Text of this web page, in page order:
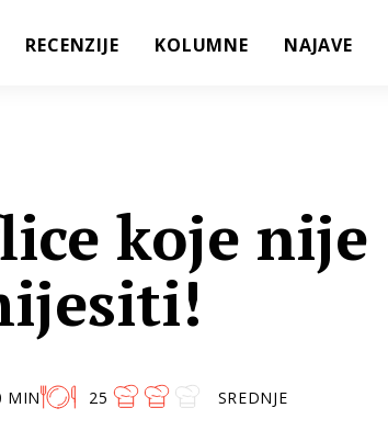
RECENZIJE KOLUMNE NAJAVE
koje nije
MIN 25 SREDNJE